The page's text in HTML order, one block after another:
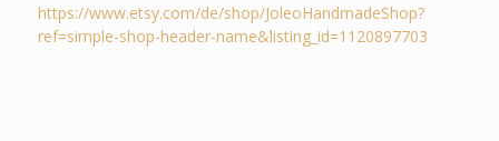
https://www.etsy.com/de/shop/JoleoHandmadeShop?
ref=simple-shop-header-name&listing_id=1120897703